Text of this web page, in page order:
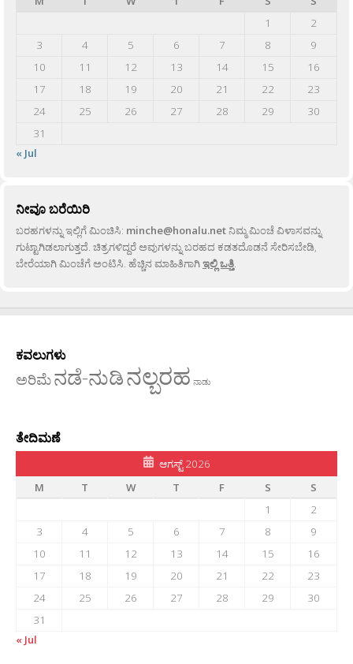
1
2
3
4 5 6 7 8
9
10
11 12 13 14 15
16
17
18 19 20 21 22
23
24
25 26 27 28 29
30
31
« Jul
ನೀವೂ ಬರೆಯಿರಿ
ಬರಹಗಳನ್ನು ಇಲ್ಲಿಗೆ ಮಿಂಚಿಸಿ: minche@honalu.netನಿಮ್ಮ ಮಿಂಚೆ ವಿಳಾಸವನ್ನು
ಗುಟ್ಟಾಗಿಡಲಾಗುತ್ತದೆ. ಚಿತ್ರಗಳಿದ್ದರೆ ಅವುಗಳನ್ನು ಬರಹದ ಕಡತದೊಡನೆ ಸೇರಿಸಬೇಡಿ,
ಬೇರೆಯಾಗಿ ಮಿಂಚೆಗೆ ಅಂಟಿಸಿ. ಹೆಚ್ಚಿನ ಮಾಹಿತಿಗಾಗಿಇಲ್ಲಿ ಒತ್ತಿ.
ಕವಲುಗಳು
ಅರಿಮೆನಡೆ-ನುಡಿನಲ್ಬರಹ ನಾಡು
ತೇದಿಮಣೆ
ಆಗಸ್ಟ್ 2026
M
T W T F S
S
1
2
3
4 5 6 7 8
9
10
11 12 13 14 15
16
17
18 19 20 21 22
23
24
25 26 27 28 29
30
31
« Jul